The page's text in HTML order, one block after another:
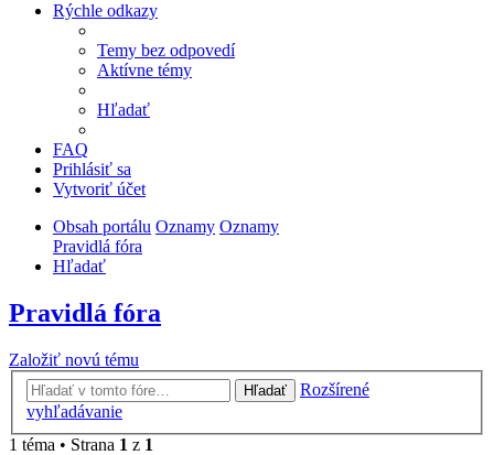
Rýchle odkazy
Temy bez odpovedí
Aktívne témy
Hľadať
FAQ
Prihlásiť sa
Vytvoriť účet
Obsah portálu Oznamy Oznamy
Pravidlá fóra
Hľadať
Pravidlá fóra
Založiť novú tému
Hľadať
Rozšírené
vyhľadávanie
1 téma • Strana 1 z 1